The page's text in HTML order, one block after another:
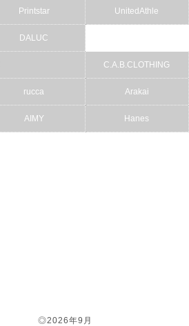
Printstar UnitedAthle
DALUC
C.A.B.CLOTHING
rucca Arakai
AIMY Hanes
◎2026年9月